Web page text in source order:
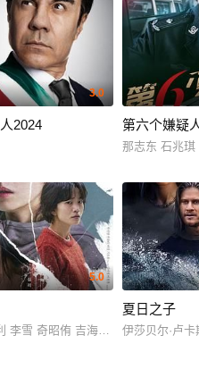
3.0
2024 第六个嫌疑
那志东 石兆琪
5.0
李雪 奇昭侑 吉海妍 申东美 许政度
夏日之子
伊莎贝尔·卢